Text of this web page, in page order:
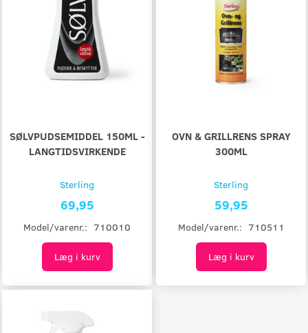
SØLVPUDSEMIDDEL 150ML -
LANGTIDSVIRKENDE
Sterling
69,95
Model/varenr.: 710010
Læg i kurv
OVN & GRILLRENS SPRAY
300ML
Sterling
59,95
Model/varenr.: 710511
Læg i kurv